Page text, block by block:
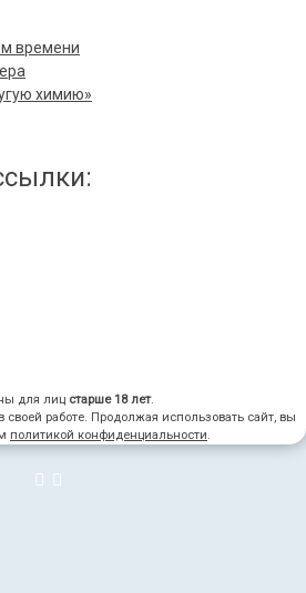
времени
химию»
для лиц старше 18 лет.
своей работе. Продолжая использовать сайт, вы
политикой конфиденциальности.